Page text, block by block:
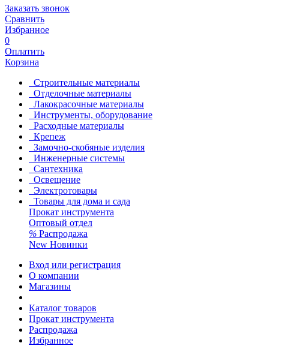
Заказать звонок
Сравнить
Избранное
0
Оплатить
Корзина
Строительные материалы
Отделочные материалы
Лакокрасочные материалы
Инструменты, оборудование
Расходные материалы
Крепеж
Замочно-скобяные изделия
Инженерные системы
Сантехника
Освещение
Электротовары
Товары для дома и сада
Прокат инструмента
Оптовый отдел
% Распродажа
New Новинки
Вход или регистрация
О компании
Магазины
Каталог товаров
Прокат инструмента
Распродажа
Избранное